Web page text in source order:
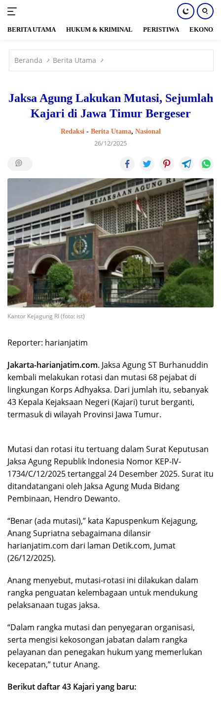
konten
BERITA UTAMA HUKUM & KRIMINAL PERISTIWA EKONOMI
Beranda Berita Utama
Jaksa Agung Lakukan Mutasi, Sejumlah
Kajari di Jawa Timur Bergeser
Redaksi- Berita Utama, Nasional
26/12/2025
Kantor Kejagung RI (foto: ist)
Reporter: harianjatim
Jakarta-harianjatim.com. Jaksa Agung ST Burhanuddin
kembali melakukan rotasi dan mutasi 68 pejabat di
lingkungan Korps Adhyaksa. Dari jumlah itu, sebanyak
43 Kepala Kejaksaan Negeri (Kajari) turut berganti,
termasuk di wilayah Provinsi Jawa Tumur.
Mutasi dan rotasi itu tertuang dalam Surat Keputusan
Jaksa Agung Republik Indonesia Nomor KEP-IV-
1734/C/12/2025 tertanggal 24 Desember 2025. Surat itu
ditandatangani oleh Jaksa Agung Muda Bidang
Pembinaan, Hendro Dewanto.
“Benar (ada mutasi),” kata Kapuspenkum Kejagung,
Anang Supriatna sebagaimana dilansir
harianjatim.com dari laman Detik.com, Jumat
(26/12/2025).
Anang menyebut, mutasi-rotasi ini dilakukan dalam
rangka penguatan kelembagaan untuk mendukung
pelaksanaan tugas jaksa.
“Dalam rangka mutasi dan penyegaran organisasi,
serta mengisi kekosongan jabatan dalam rangka
pelayanan dan penegakan hukum yang memerlukan
kecepatan,” tutur Anang.
Berikut daftar 43 Kajari yang baru: